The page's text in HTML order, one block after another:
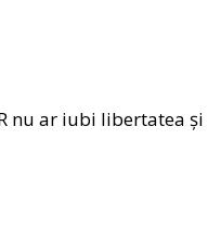
nu ar iubi libertatea și